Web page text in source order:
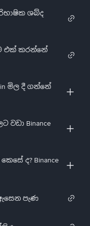
ශබ්ද
එක් කරන්නේ
මිල දී ගන්නේ
වඩා Binance
ද? Binance
ඇසෙන පැණ